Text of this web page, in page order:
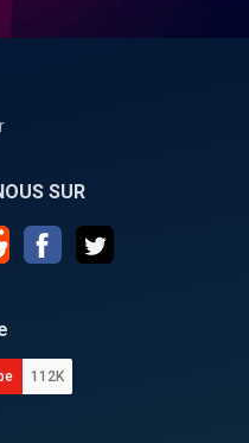
SUR
112K